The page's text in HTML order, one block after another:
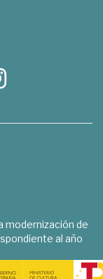
modernización de
al año